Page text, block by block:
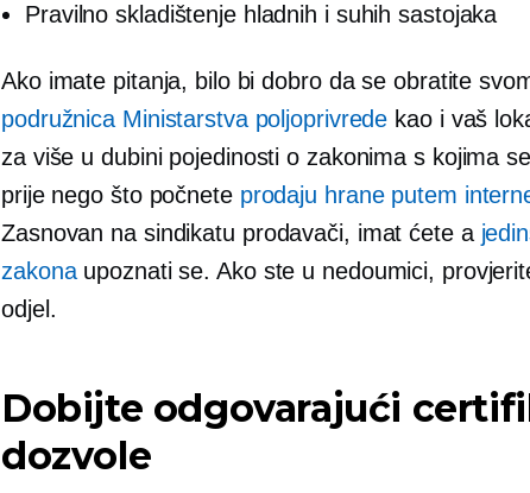
Pravilno skladištenje hladnih i suhih sastojaka
Ako imate pitanja, bilo bi dobro da se obratite
podružnica Ministarstva poljoprivrede kao i vaš
za više u dubinipojedinosti o zakonima s kojima
prije nego što počnete prodaju hrane putem
Zasnovan na sindikatu prodavači, imat ćete a
zakonaupoznati se. Ako ste u nedoumici,
odjel.
Dobijte odgovarajući
dozvole